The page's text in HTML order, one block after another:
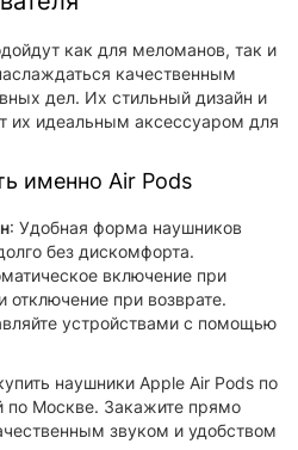
как для меломанов, так и
качественным
дел. Их стильный дизайн и
их идеальным аксессуаром для
именно Air Pods
: Удобная форма наушников
без дискомфорта.
включение при
отключение при возврате.
устройствами с помощью
наушники Apple Air Pods по
по Москве. Закажите прямо
звуком и удобством